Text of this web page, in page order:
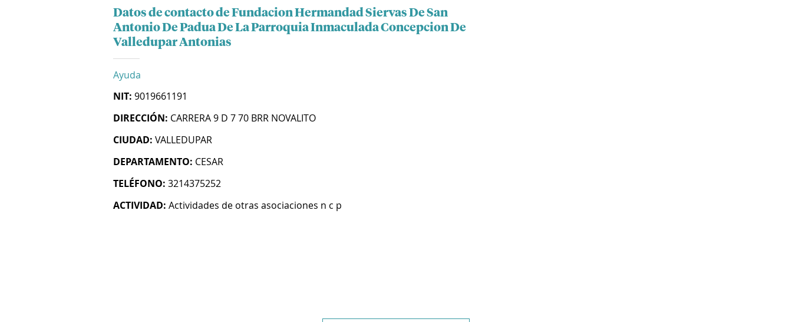
Datos de contacto de Fundacion Hermandad Siervas De San
Antonio De Padua De La Parroquia Inmaculada Concepcion De
Valledupar Antonias
Ayuda
NIT: 9019661191
DIRECCIÓN: CARRERA 9 D 7 70 BRR NOVALITO
CIUDAD: VALLEDUPAR
DEPARTAMENTO: CESAR
TELÉFONO: 3214375252
ACTIVIDAD: Actividades de otras asociaciones n c p